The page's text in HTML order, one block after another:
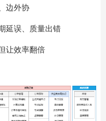
边外协
延误、质量出错
让效率翻倍